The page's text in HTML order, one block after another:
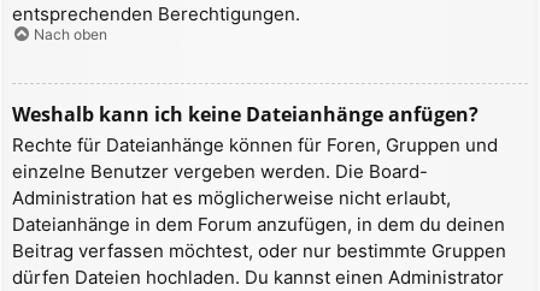
entsprechenden Berechtigungen.
Nach oben
Weshalb kann ich keine Dateianhänge anfügen?
Rechte für Dateianhänge können für Foren, Gruppen und
einzelne Benutzer vergeben werden. Die Board-
Administration hat es möglicherweise nicht erlaubt,
Dateianhänge in dem Forum anzufügen, in dem du deinen
Beitrag verfassen möchtest, oder nur bestimmte Gruppen
dürfen Dateien hochladen. Du kannst einen Administrator